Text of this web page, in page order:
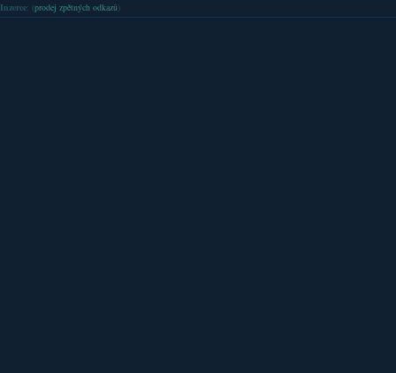
Inzerce: (prodej zpětných odkazů )